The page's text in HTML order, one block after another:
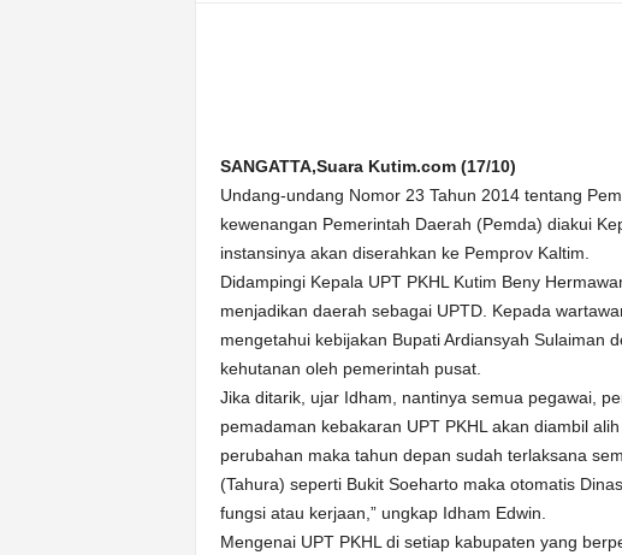
SANGATTA,Suara Kutim.com (17/10)
Undang-undang Nomor 23 Tahun 2014 tentang
kewenangan Pemerintah Daerah (Pemda) diakui
instansinya akan diserahkan ke Pemprov Kaltim.
Didampingi Kepala UPT PKHL Kutim Beny
menjadikan daerah sebagai UPTD. Kepada
mengetahui kebijakan Bupati Ardiansyah Sulaiman
kehutanan oleh pemerintah pusat.
Jika ditarik, ujar Idham, nantinya semua pegawai,
pemadaman kebakaran UPT PKHL akan diambil
perubahan maka tahun depan sudah terlaksana
(Tahura) seperti Bukit Soeharto maka otomatis
fungsi atau kerjaan,” ungkap Idham Edwin.
Mengenai UPT PKHL di setiap kabupaten yang